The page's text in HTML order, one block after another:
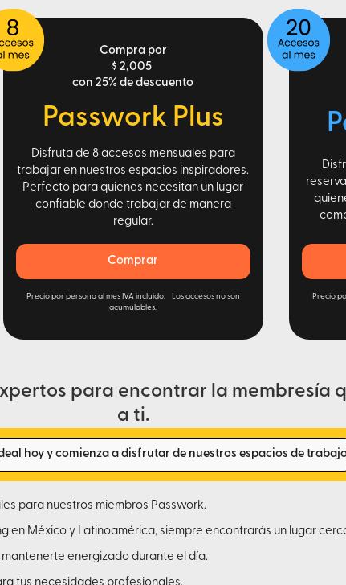
Compra por
$ 2,005
con 25% de descuento
Passwork Plus
Disfruta de 8 accesos mensuales para
trabajar en nuestros espacios inspiradores.
Perfecto para quienes necesitan un lugar
confiable donde trabajar de manera
regular.
Comprar
Precio por persona al mes IVA incluido. Los accesos no son
acumulables.
Precio
para encontrar la membresía
a ti.
hoy y comienza a disfrutar de nuestros espacios de
para nuestros miembros Passwork.
en México y Latinoamérica, siempre encontrarás un lugar
energizado durante el día.